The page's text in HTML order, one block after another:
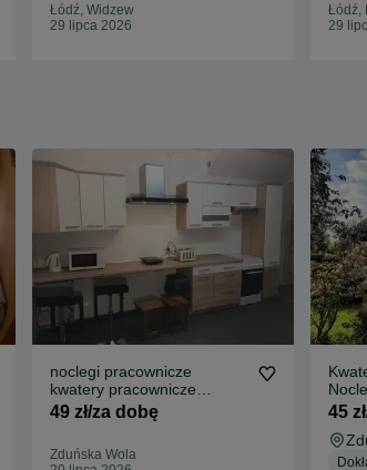
Łódź, Widzew
29 lipca 2026
Łódź,
29
noclegi pracownicze
kwatery pracownicze
noclegi pokoje
49 zł/za dobę
Zduńska Wola
45